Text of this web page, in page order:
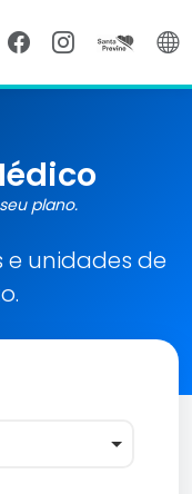
plano.
e unidades de